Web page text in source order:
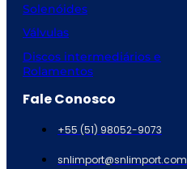
Solenóides
Válvulas
Discos intermediários e
Rolamentos
Fale Conosco
+55 (51) 98052-9073
snlimport@snlimport.com